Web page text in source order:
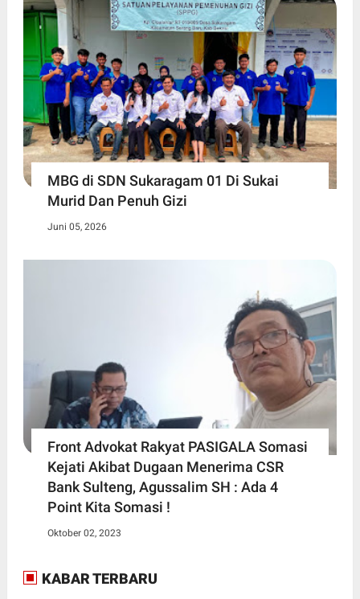
MBG di SDN Sukaragam 01 Di Sukai
Murid Dan Penuh Gizi
Juni 05, 2026
Front Advokat Rakyat PASIGALA Somasi
Kejati Akibat Dugaan Menerima CSR
Bank Sulteng, Agussalim SH : Ada 4
Point Kita Somasi !
Oktober 02, 2023
KABAR TERBARU